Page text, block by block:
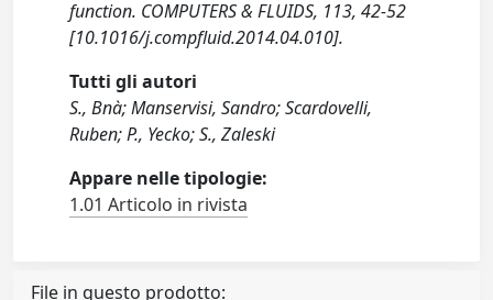
function. COMPUTERS & FLUIDS, 113, 42-52
[10.1016/j.compfluid.2014.04.010].
Tutti gli autori
S., Bnà; Manservisi, Sandro; Scardovelli,
Ruben; P., Yecko; S., Zaleski
Appare nelle tipologie:
1.01 Articolo in rivista
File in questo prodotto: